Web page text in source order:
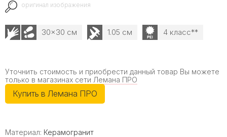
оригинал изображения
30x30 см 1.05 см 4 класс**
Уточнить стоимость и приобрести данный товар Вы можете
только в магазинах сети Лемана ПРО
Купить в Лемана ПРО
Материал: Керамогранит